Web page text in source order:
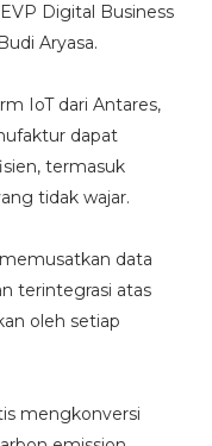
Digital Business
Aryasa.
IoT dari Antares,
dapat
termasuk
tidak wajar.
data
terintegrasi atas
oleh setiap
mengkonversi